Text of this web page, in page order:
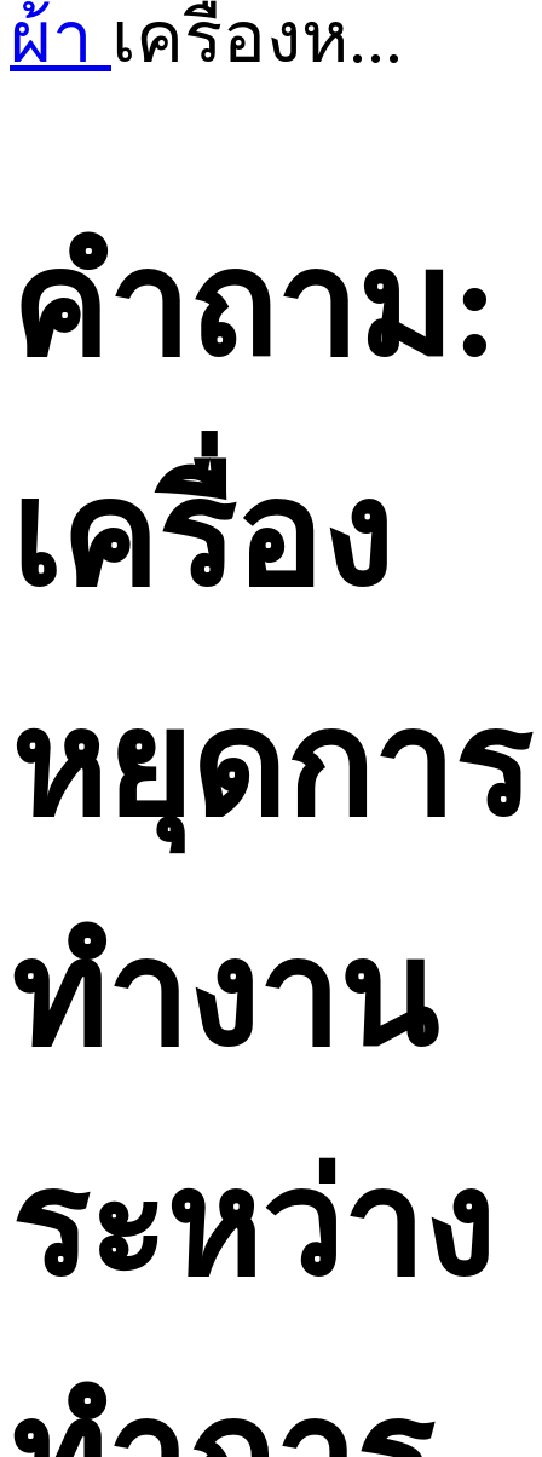
ผ้า เครื่องห...
คำถาม:
เครื่อง
หยุดการ
ทำงาน
ระหว่าง